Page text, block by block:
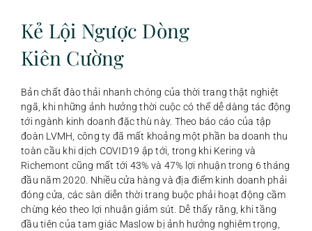
Kẻ Lội Ngược Dòng
Kiên Cường
Bản chất đào thải nhanh chóng của thời trang thật nghiệt
ngã, khi những ảnh hưởng thời cuộc có thể dễ dàng tác động
tới ngành kinh doanh đặc thù này. Theo báo cáo của tập
đoàn LVMH, công ty đã mất khoảng một phần ba doanh thu
toàn cầu khi dịch COVID19 ập tới, trong khi Kering và
Richemont cũng mất tới 43% và 47% lợi nhuận trong 6 tháng
đầu năm 2020. Nhiều cửa hàng và địa điểm kinh doanh phải
đóng cửa, các sàn diễn thời trang buộc phải hoạt động cầm
chừng kéo theo lợi nhuận giảm sút. Dễ thấy rằng, khi tầng
đầu tiên của tam giác Maslow bị ảnh hưởng nghiêm trọng,